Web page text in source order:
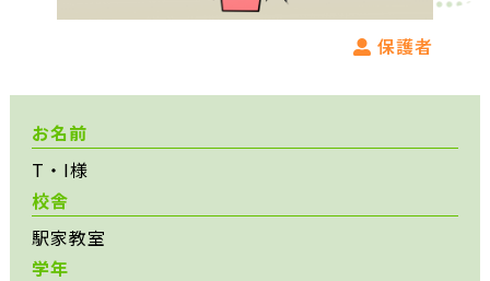
保護者
お名前
T・I様
校舎
駅家教室
学年